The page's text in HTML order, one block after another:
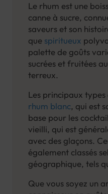
Le rhum est une
canne à sucre,
saveurs et son
que spiritueux
palette de goûts
sucrées et fruitées
terreux.
Les principaux
rhum blanc, qui est
base pour les
vieilli, qui est
avec des glaçons.
également classés
géographique, tels
Que vous soyez un